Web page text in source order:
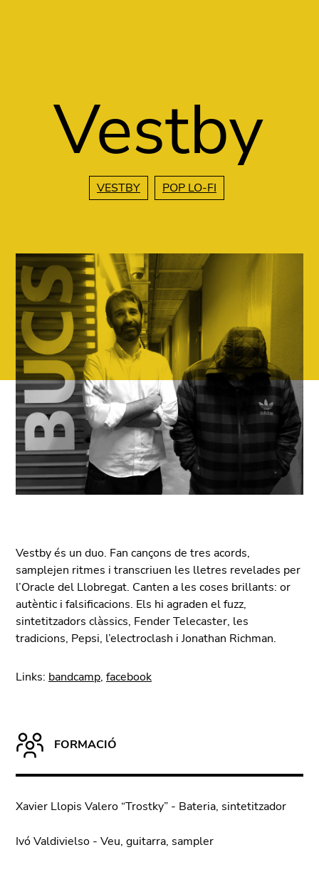
Vestby
VESTBY POP LO-FI
Vestby és un duo. Fan cançons de tres acords,
samplejen ritmes i transcriuen les lletres revelades per
l’Oracle del Llobregat. Canten a les coses brillants: or
autèntic i falsificacions. Els hi agraden el fuzz,
sintetitzadors clàssics, Fender Telecaster, les
tradicions, Pepsi, l’electroclash i Jonathan Richman.
Links: bandcamp, facebook
FORMACIÓ
Xavier Llopis Valero “Trostky” - Bateria, sintetitzador
Ivó Valdivielso - Veu, guitarra, sampler